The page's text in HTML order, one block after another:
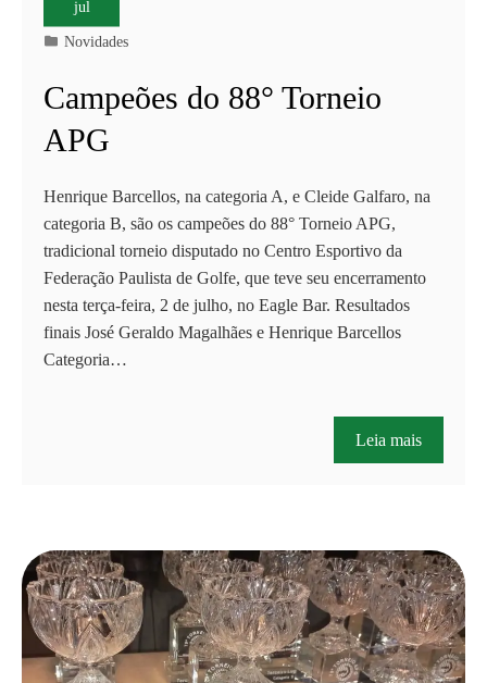
jul
Novidades
Campeões do 88° Torneio
APG
Henrique Barcellos, na categoria A, e Cleide Galfaro, na
categoria B, são os campeões do 88° Torneio APG,
tradicional torneio disputado no Centro Esportivo da
Federação Paulista de Golfe, que teve seu encerramento
nesta terça-feira, 2 de julho, no Eagle Bar. Resultados
finais José Geraldo Magalhães e Henrique Barcellos
Categoria…
Leia mais